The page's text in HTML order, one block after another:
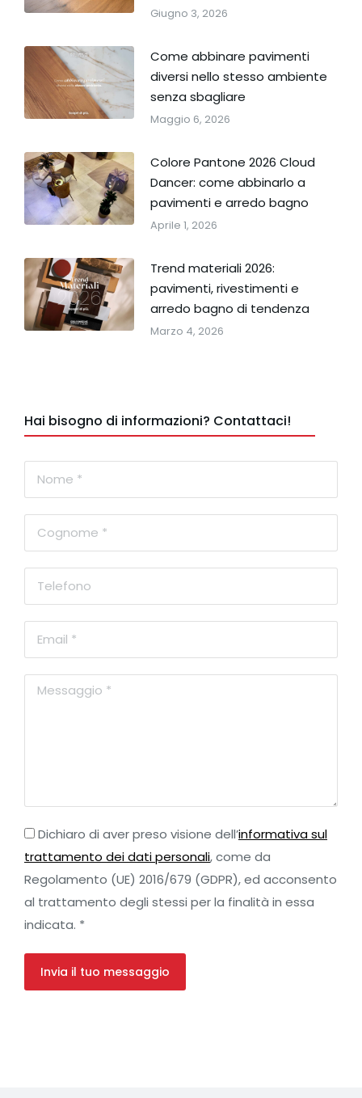
Giugno 3, 2026
Come abbinare pavimenti
diversi nello stesso ambiente
senza sbagliare
Maggio 6, 2026
Colore Pantone 2026 Cloud
Dancer: come abbinarlo a
pavimenti e arredo bagno
Aprile 1, 2026
Trend materiali 2026:
pavimenti, rivestimenti e
arredo bagno di tendenza
Marzo 4, 2026
Hai bisogno di informazioni? Contattaci!
Dichiaro di aver preso visione dell’informativa sul
trattamento dei dati personali, come da
Regolamento (UE) 2016/679 (GDPR), ed acconsento
al trattamento degli stessi per la finalità in essa
indicata. *
Invia il tuo messaggio